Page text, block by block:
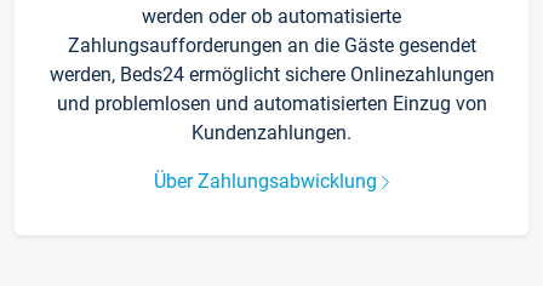
werden oder ob automatisierte
Zahlungsaufforderungen an die Gäste gesendet
werden, Beds24 ermöglicht sichere Onlinezahlungen
und problemlosen und automatisierten Einzug von
Kundenzahlungen.
Über Zahlungsabwicklung